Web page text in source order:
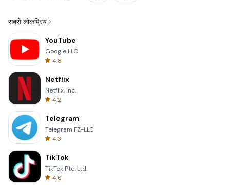
सबसे लोकप्रिय
YouTube
Google LLC
4.8
Netflix
Netflix, Inc.
4.2
Telegram
Telegram FZ-LLC
4.3
TikTok
TikTok Pte. Ltd.
4.6